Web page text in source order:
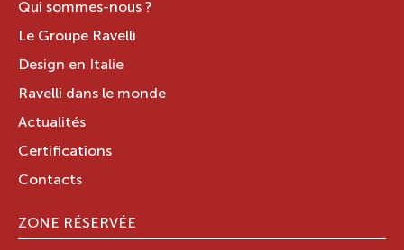
Qui sommes-nous ?
Le Groupe Ravelli
Design en Italie
Ravelli dans le monde
Actualités
Certifications
Contacts
ZONE RÉSERVÉE